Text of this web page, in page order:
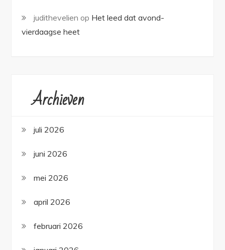
judithevelien op Het leed dat avond-
vierdaagse heet
Archieven
juli 2026
juni 2026
mei 2026
april 2026
februari 2026